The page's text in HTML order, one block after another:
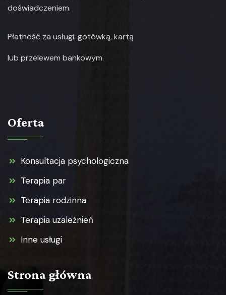
doświadczeniem.
Płatność za usługi: gotówką, kartą
lub przelewem bankowym.
Oferta
Konsultacja psychologiczna
Terapia par
Terapia rodzinna
Terapia uzależnień
Inne usługi
Strona główna